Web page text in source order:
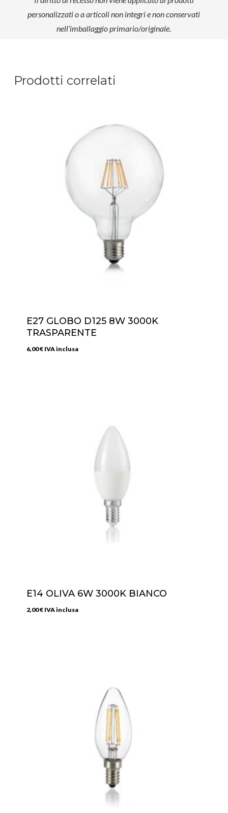
personalizzati o a articoli non integri e non conservati
nell’imballaggio primario/originale.
Prodotti correlati
E27 GLOBO D125 8W 3000K
TRASPARENTE
6,00€ IVA inclusa
E14 OLIVA 6W 3000K BIANCO
2,00€ IVA inclusa